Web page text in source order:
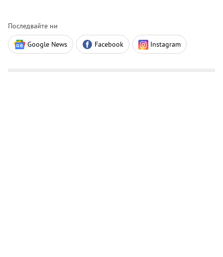
Последвайте ни
Google News Facebook Instagram